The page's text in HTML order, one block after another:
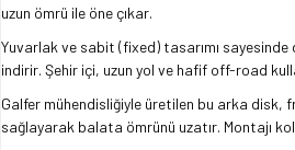
uzun ömrü ile öne çıkar.
Yuvarlak ve sabit (fixed) tasarımı
indirir. Şehir içi, uzun yol ve hafif off-road
Galfer mühendisliğiyle üretilen bu arka disk,
sağlayarak balata ömrünü uzatır. Montajı